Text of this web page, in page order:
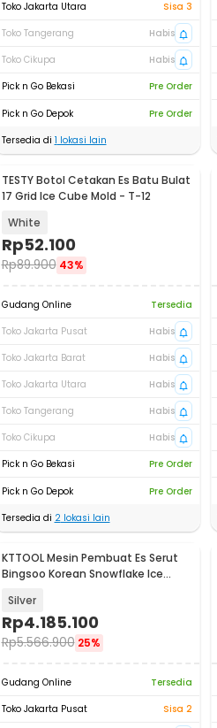
Toko Jakarta Utara
Sisa 3
Toko Tangerang
Habis
Toko Cikupa
Habis
Pick n Go Bekasi
Pre Order
Pick n Go Depok
Pre Order
Tersedia di 1 lokasi lain
TESTY Botol Cetakan Es Batu Bulat
17 Grid Ice Cube Mold - T-12
White
Rp52.100
Rp89.900 43%
Gudang Online
Tersedia
Toko Jakarta Pusat
Habis
Toko Jakarta Barat
Habis
Toko Jakarta Utara
Habis
Toko Tangerang
Habis
Toko Cikupa
Habis
Pick n Go Bekasi
Pre Order
Pick n Go Depok
Pre Order
Tersedia di 2lokasi lain
KTTOOL Mesin Pembuat Es Serut
Bingsoo Korean Snowflake Ice
Silver
Rp4.185.100
Rp5.566.900 25%
Gudang Online
Tersedia
Toko Jakarta Pusat
Sisa 2